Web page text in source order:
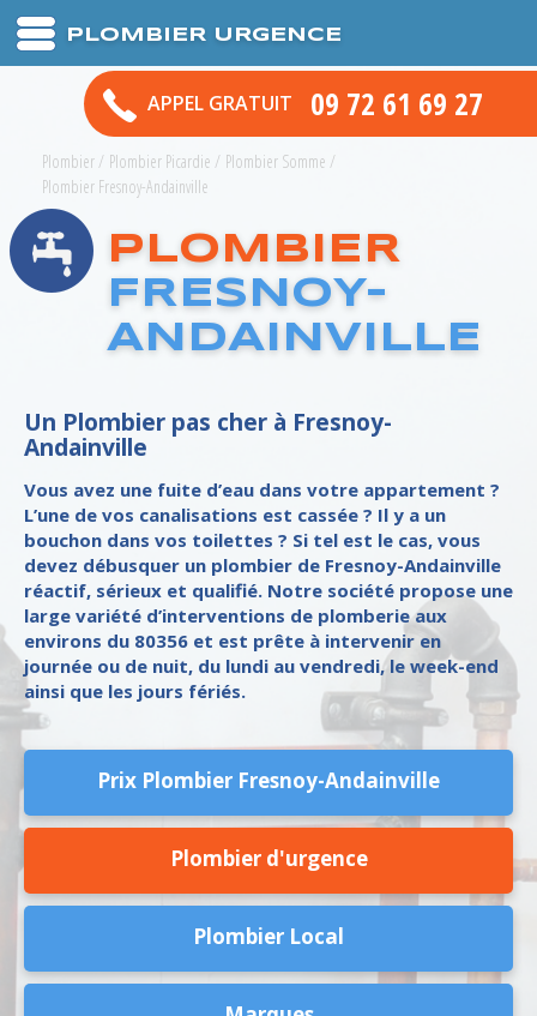
PLOMBIER URGENCE
APPEL GRATUIT 09 72 61 69 27
Plombier/ Plombier Picardie / Plombier Somme /
Plombier Fresnoy-Andainville
PLOMBIER
FRESNOY-
ANDAINVILLE
Un Plombier pas cher à Fresnoy-
Andainville
Vous avez une fuite d’eau dans votre appartement ?
L’une de vos canalisations est cassée ? Il y a un
bouchon dans vos toilettes ? Si tel est le cas, vous
devez débusquer un plombier de Fresnoy-Andainville
réactif, sérieux et qualifié. Notre société propose une
large variété d’interventions de plomberie aux
environs du 80356 et est prête à intervenir en
journée ou de nuit, du lundi au vendredi, le week-end
ainsi que les jours fériés.
Prix Plombier Fresnoy-Andainville
Plombier d'urgence
Plombier Local